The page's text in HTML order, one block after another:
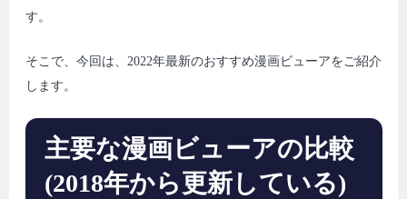
す。
そこで、今回は、2022年最新のおすすめ漫画ビューアをご紹介
します。
主要な漫画ビューアの比較
(2018年から更新している)